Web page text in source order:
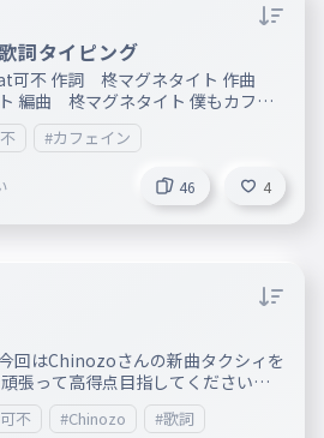
詞タイピング
可不 作詞 柊マグネタイト 作曲
柊マグネタイト 僕もカフェ
#カフェイン
46 4
回はChinozoさんの新曲タクシィを
張って高得点目指してください！ _
不 #Chinozo #歌詞